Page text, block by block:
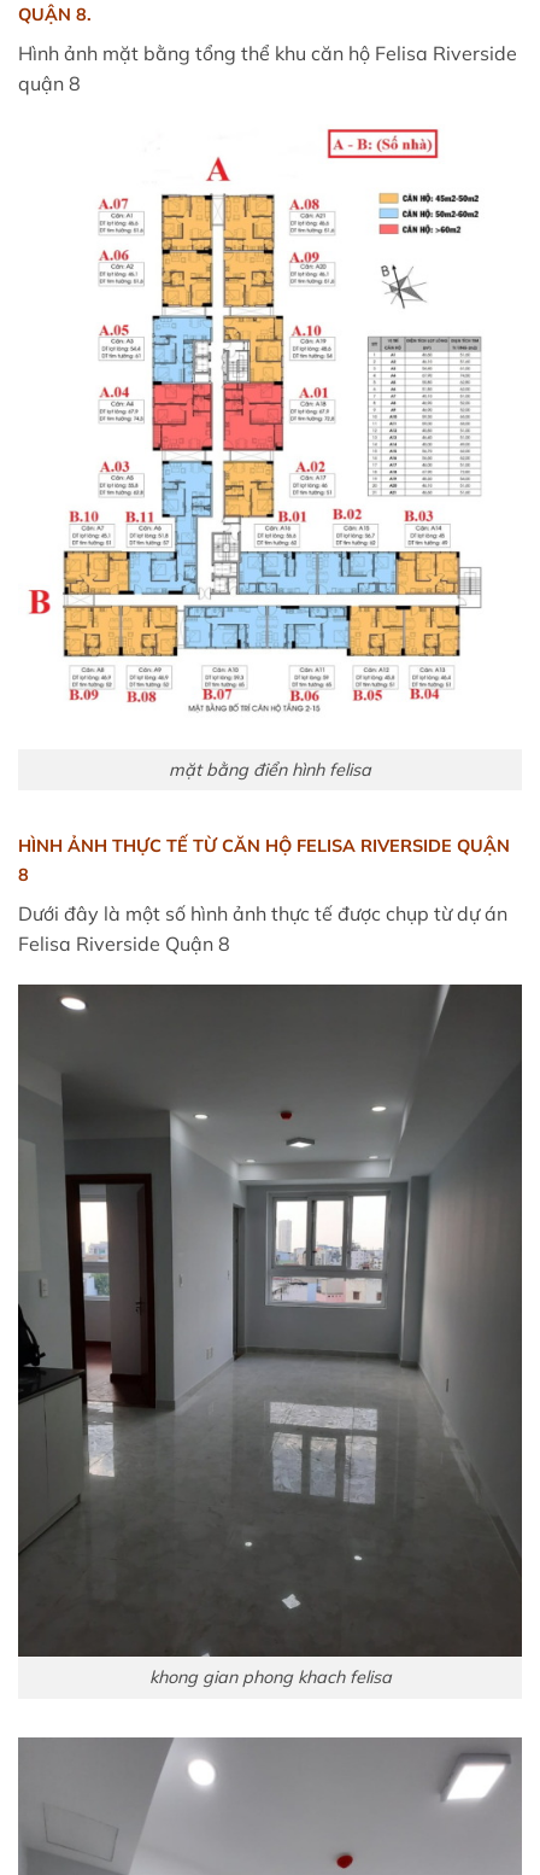
QUẬN 8.
Hình ảnh mặt bằng tổng thể khu căn hộ Felisa Riverside
quận 8
mặt bằng điển hình felisa
HÌNH ẢNH THỰC TẾ TỪ CĂN HỘ FELISA RIVERSIDE QUẬN
8
Dưới đây là một số hình ảnh thực tế được chụp từ dự án
Felisa Riverside Quận 8
khong gian phong khach felisa